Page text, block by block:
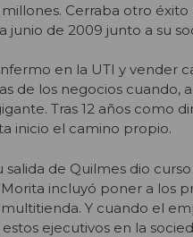
Cerraba otro
junio de 2009 junto a su
en la UTI y vender
de los negocios cuando,
Tras 12 años como
inicio el camino propio.
de Quilmes dio
incluyó poner a los
Y cuando el
ejecutivos en la